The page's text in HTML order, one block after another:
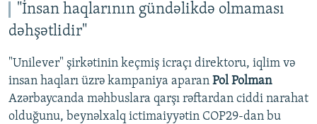
"İnsan haqlarının gündəlikdə olmaması
dəhşətlidir"
"Unilever" şirkətinin keçmiş icraçı direktoru, iqlim və
insan haqları üzrə kampaniya aparan Pol Polman
Azərbaycanda məhbuslara qarşı rəftardan ciddi narahat
olduğunu, beynəlxalq ictimaiyyətin COP29-dan bu